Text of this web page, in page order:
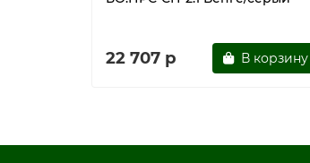
22 707 р В корзину